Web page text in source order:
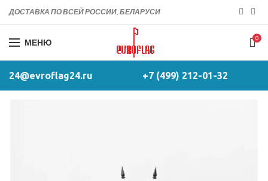
ДОСТАВКА ПО ВСЕЙ РОССИИ, БЕЛАРУСИ
МЕНЮ 0
24@evroflag24.ru +7 (499) 212-01-32